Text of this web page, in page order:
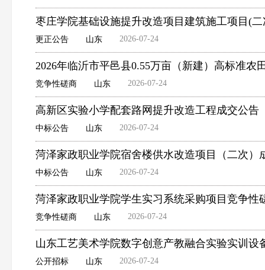
枣庄学院基础设施提升改造项目建筑施工项目(
更正公告 山东 2026-07-24
2026年临沂市平邑县0.55万亩（新建）高标准
竞争性磋商 山东 2026-07-24
高新区实验小学配套路网提升改造工程成交公告
中标公告 山东 2026-07-24
菏泽家政职业学院宿舍楼供水改造项目（二次）
中标公告 山东 2026-07-24
菏泽家政职业学院学生实习系统采购项目竞争性
竞争性磋商 山东 2026-07-24
山东工艺美术学院数字创意产教融合实验实训
公开招标 山东 2026-07-24